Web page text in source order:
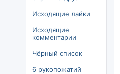
Исходящие лайки
Исходящие
комментарии
Чёрный список
6 рукопожатий